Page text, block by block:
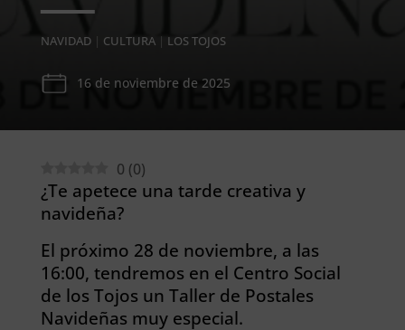
NAVIDAD| CULTURA| LOS TOJOS
16 de noviembre de 2025
0 (0)
¿Te apetece una tarde creativa y
navideña?
El próximo 28 de noviembre, a las
16:00, tendremos en el Centro Social
de los Tojos un Taller de Postales
Navideñas muy especial.